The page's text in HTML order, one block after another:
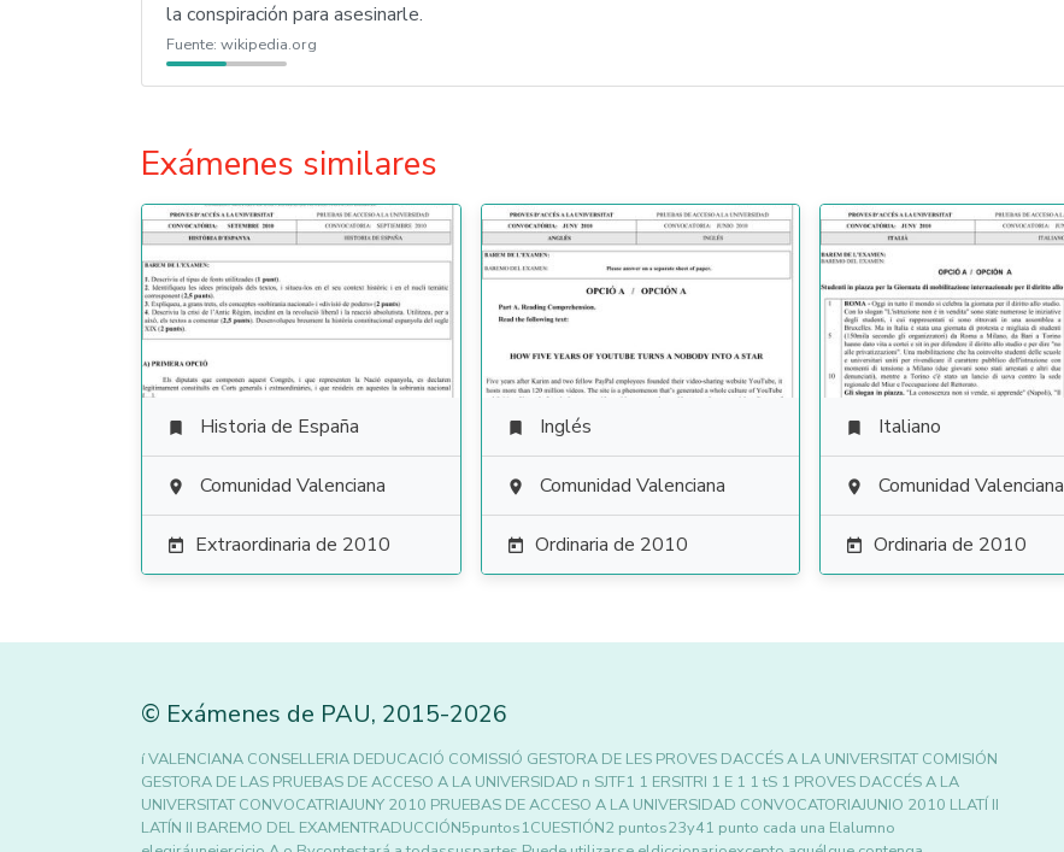
la conspiración para asesinarle.
Fuente: wikipedia.org
Exámenes similares
 Historia de España
 Comunidad Valenciana
 Extraordinaria de 2010
 Inglés
 Comunidad Valenciana
 Ordinaria de 2010
 Italiano
 Comunidad Valenciana
 Ordinaria de 2010
© Exámenes de PAU, 2015-2026
í VALENCIANA CONSELLERIA DEDUCACIÓ COMISSIÓ GESTORA DE LES PROVES DACCÉS A LA UNIVERSITAT COMISIÓN
GESTORA DE LAS PRUEBAS DE ACCESO A LA UNIVERSIDAD n SJTF1 1 ERSITRI 1 E 1 1 tS 1 PROVES DACCÉS A LA
UNIVERSITAT CONVOCATRIAJUNY 2010 PRUEBAS DE ACCESO A LA UNIVERSIDAD CONVOCATORIAJUNIO 2010 LLATÍ II
LATÍN II BAREMO DEL EXAMENTRADUCCIÓN5puntos1CUESTIÓN2 puntos23y41 punto cada una Elalumno